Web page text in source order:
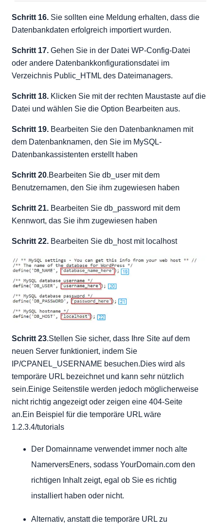
Schritt 16. Sie sollten eine Meldung erhalten, dass die
Datenbankdaten erfolgreich importiert wurden.
Schritt 17. Gehen Sie in der Datei WP-Config-Datei
oder andere Datenbankkonfigurationsdatei im
Verzeichnis Public_HTML des Dateimanagers.
Schritt 18. Klicken Sie mit der rechten Maustaste auf die
Datei und wählen Sie die Option Bearbeiten aus.
Schritt 19. Bearbeiten Sie den Datenbanknamen mit
dem Datenbanknamen, den Sie im MySQL-
Datenbankassistenten erstellt haben
Schritt 20.Bearbeiten Sie db_user mit dem
Benutzernamen, den Sie ihm zugewiesen haben
Schritt 21. Bearbeiten Sie db_password mit dem
Kennwort, das Sie ihm zugewiesen haben
Schritt 22. Bearbeiten Sie db_host mit localhost
Schritt 23.Stellen Sie sicher, dass Ihre Site auf dem
neuen Server funktioniert, indem Sie
IP/CPANEL_USERNAME besuchen.Dies wird als
temporäre URL bezeichnet und kann sehr nützlich
sein.Einige Seitenstile werden jedoch möglicherweise
nicht richtig angezeigt oder zeigen eine 404-Seite
an.Ein Beispiel für die temporäre URL wäre
1.2.3.4/tutorials
Der Domainname verwendet immer noch alte
NamerversEners, sodass YourDomain.com den
richtigen Inhalt zeigt, egal ob Sie es richtig
installiert haben oder nicht.
Alternativ, anstatt die temporäre URL zu